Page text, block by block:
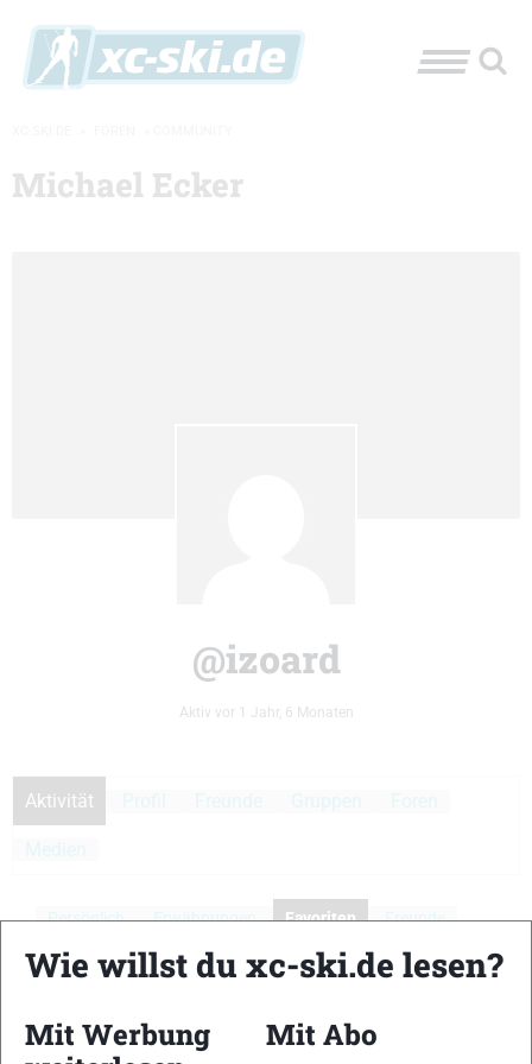
Michael Ecker
@izoard
Aktiv vor 1 Jahr, 6 Monaten
Aktivität
Persönlich Erwähnungen Favoriten
Freunde
Gruppen
Aktivitäten der Mitglieder
Wie willst du xc-ski.de lesen?
Mit Werbung
Mit Abo